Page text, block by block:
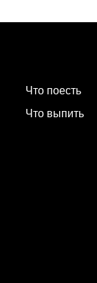
Что поесть
Что выпить